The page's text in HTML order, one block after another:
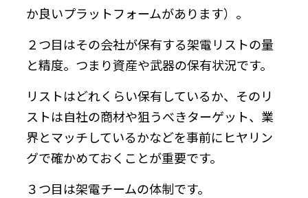
か良いプラットフォームがあります）。
２つ目はその会社が保有する架電リストの量
と精度。つまり資産や武器の保有状況です。
リストはどれくらい保有しているか、そのリ
ストは自社の商材や狙うべきターゲット、業
界とマッチしているかなどを事前にヒヤリン
グで確かめておくことが重要です。
３つ目は架電チームの体制です。